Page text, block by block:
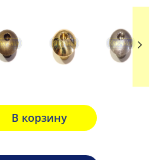
В корзину